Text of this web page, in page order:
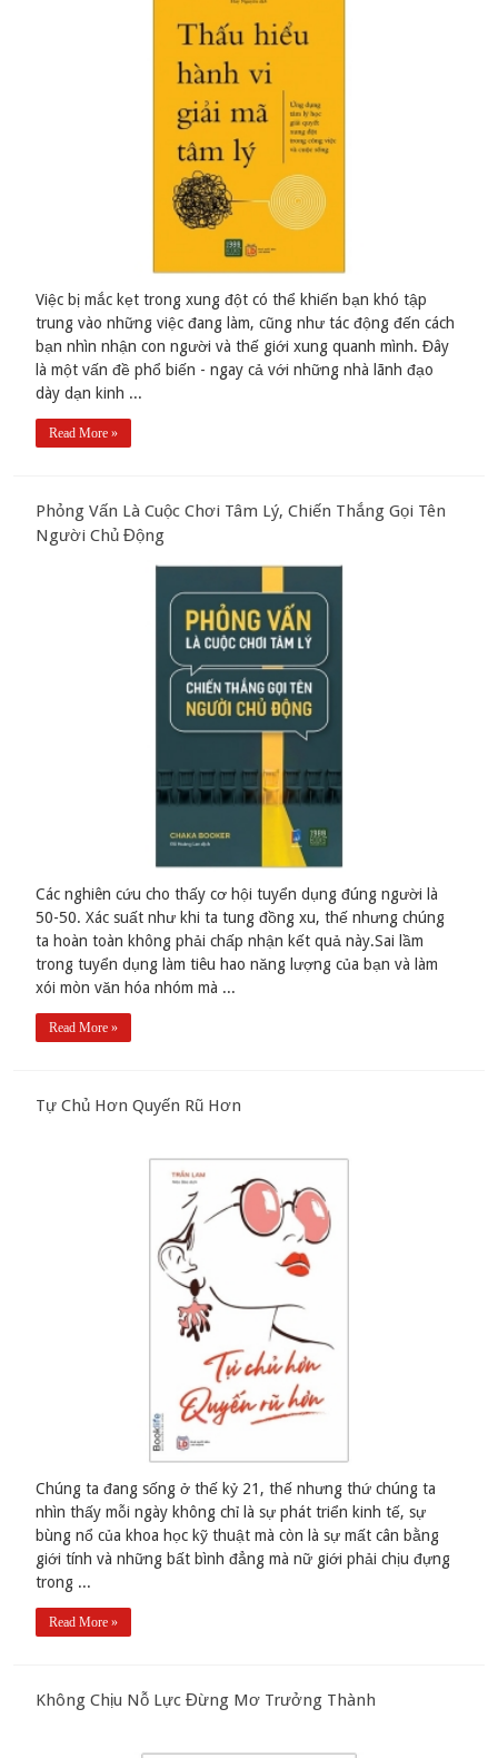
Việc bị mắc kẹt trong xung đột có thể khiến bạn khó tập
trung vào những việc đang làm, cũng như tác động đến cách
bạn nhìn nhận con người và thế giới xung quanh mình. Đây
là một vấn đề phổ biến - ngay cả với những nhà lãnh đạo
dày dạn kinh ...
Read More »
Phỏng Vấn Là Cuộc Chơi Tâm Lý, Chiến Thắng Gọi Tên
Người Chủ Động
Các nghiên cứu cho thấy cơ hội tuyển dụng đúng người là
50-50. Xác suất như khi ta tung đồng xu, thế nhưng chúng
ta hoàn toàn không phải chấp nhận kết quả này.Sai lầm
trong tuyển dụng làm tiêu hao năng lượng của bạn và làm
xói mòn văn hóa nhóm mà ...
Read More »
Tự Chủ Hơn Quyến Rũ Hơn
Chúng ta đang sống ở thế kỷ 21, thế nhưng thứ chúng ta
nhìn thấy mỗi ngày không chỉ là sự phát triển kinh tế, sự
bùng nổ của khoa học kỹ thuật mà còn là sự mất cân bằng
giới tính và những bất bình đẳng mà nữ giới phải chịu đựng
trong ...
Read More »
Không Chịu Nỗ Lực Đừng Mơ Trưởng Thành